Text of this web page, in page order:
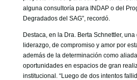
alguna consultoría para INDAP o del
Degradados del SAG”, recordó.
Destaca, en la Dra. Berta Schnettler,
liderazgo, de compromiso y amor por
además de la determinación como
oportunidades en espacios de gran
institucional. “Luego de dos intentos